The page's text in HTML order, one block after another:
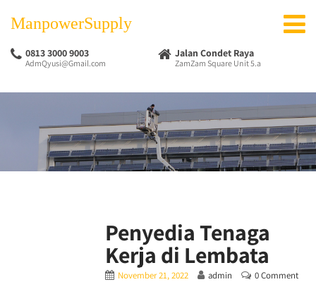
ManpowerSupply
0813 3000 9003
AdmQyusi@Gmail.com
Jalan Condet Raya
ZamZam Square Unit 5.a
Penyedia Tenaga
Kerja di Lembata
November 21, 2022 admin
0 Comment